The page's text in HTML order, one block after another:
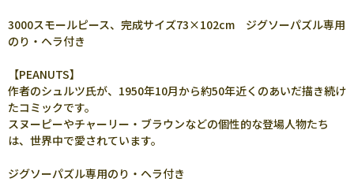
3000スモールピース、完成サイズ73×102cm ジグソーパズル専用
のり・ヘラ付き
【PEANUTS】
作者のシュルツ氏が、1950年10月から約50年近くのあいだ描き続け
たコミックです。
スヌーピーやチャーリー・ブラウンなどの個性的な登場人物たち
は、世界中で愛されています。
ジグソーパズル専用のり・ヘラ付き